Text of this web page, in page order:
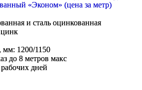
«Эконом» (цена за метр)
и сталь оцинкованная
цинк
мм: 1200/1150
до 8 метров макс
дней